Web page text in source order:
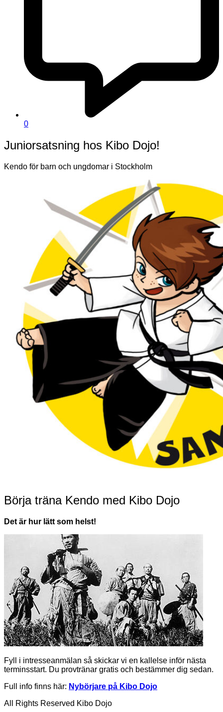
0
Juniorsatsning hos Kibo Dojo!
Kendo för barn och ungdomar i Stockholm
Börja träna Kendo med Kibo Dojo
Det är hur lätt som helst!
Fyll i intresseanmälan så skickar vi en kallelse inför nästa
terminsstart. Du provtränar gratis och bestämmer dig sedan.
Full info finns här: Nybörjare på Kibo Dojo
All Rights Reserved Kibo Dojo